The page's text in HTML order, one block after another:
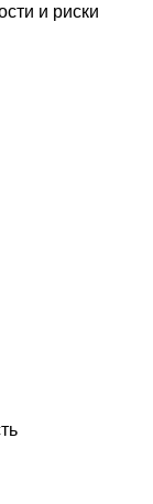
и риски